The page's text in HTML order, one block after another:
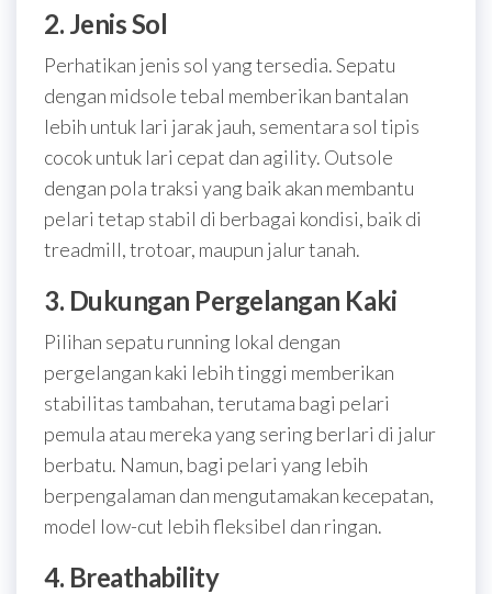
2. Jenis Sol
Perhatikan jenis sol yang tersedia. Sepatu
dengan midsole tebal memberikan bantalan
lebih untuk lari jarak jauh, sementara sol tipis
cocok untuk lari cepat dan agility. Outsole
dengan pola traksi yang baik akan membantu
pelari tetap stabil di berbagai kondisi, baik di
treadmill, trotoar, maupun jalur tanah.
3. Dukungan Pergelangan Kaki
Pilihan sepatu running lokal dengan
pergelangan kaki lebih tinggi memberikan
stabilitas tambahan, terutama bagi pelari
pemula atau mereka yang sering berlari di jalur
berbatu. Namun, bagi pelari yang lebih
berpengalaman dan mengutamakan kecepatan,
model low-cut lebih fleksibel dan ringan.
4. Breathability